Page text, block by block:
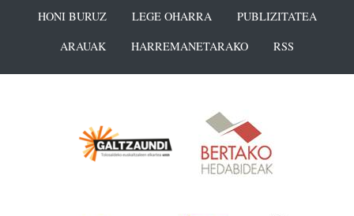
HONI BURUZ LEGE OHARRA
PUBLIZITATEA
ARAUAK
HARREMANETARAKO RSS